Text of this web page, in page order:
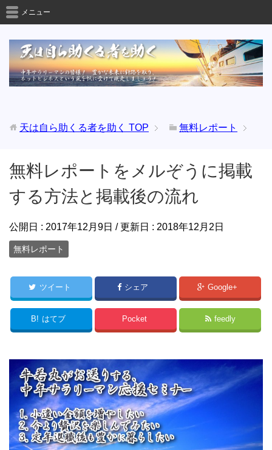
メニュー
天は自ら助くる者を助く TOP 無料レポート
無料レポートをメルぞうに掲載
する方法と掲載後の流れ
公開日 : 2017年12月9日 / 更新日 : 2018年12月2日
無料レポート
ツイート シェア Google+
B! はてブ Pocket feedly